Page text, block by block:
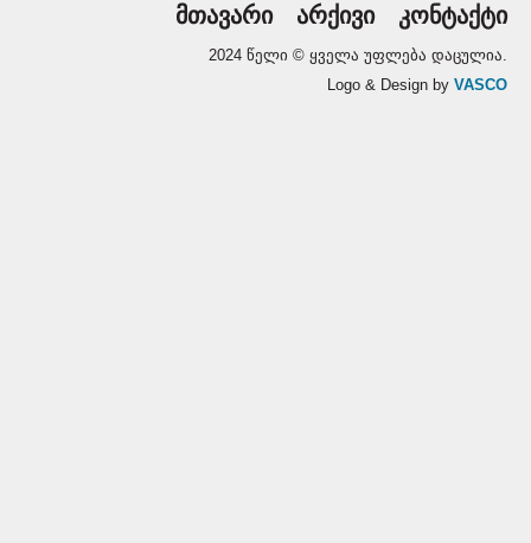
მთავარი არქივი კონტაქტი
2024 წელი © ყველა უფლება დაცულია.
Logo & Design by VASCO